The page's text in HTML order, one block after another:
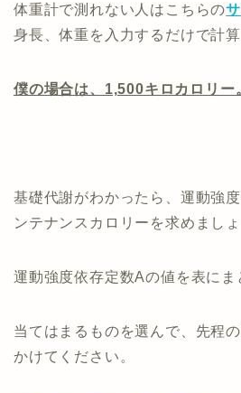
体重計で測れない人はこちらの
身長、体重を入力するだけで計算
僕の場合は、1,500キロカロリー
基礎代謝がわかったら、運動強
ンテナンスカロリーを求めましょ
運動強度依存定数Aの値を表にま
当てはまるものを選んで、先程
かけてください。